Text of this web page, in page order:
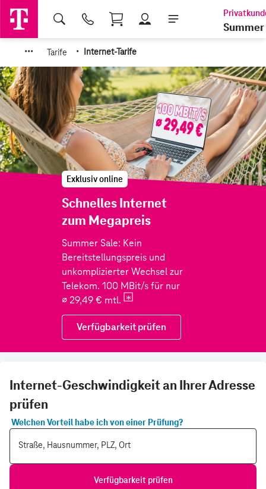
Shopping Cart
Summer
··· Tarife · Internet-Tarife
Internet-Geschwindigkeit an Ihrer Adresse
prüfen
Welchen Vorteil habe ich von einer Prüfung?
Straße, Hausnummer, PLZ, Ort
Verfügbarkeit prüfen